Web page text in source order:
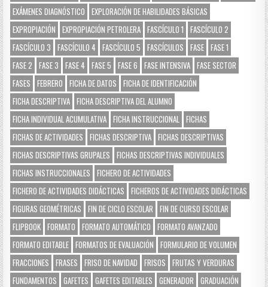
EXÁMENES DIAGNÓSTICO
EXPLORACIÓN DE HABILIDADES BÁSICAS
EXPROPIACIÓN
EXPROPIACIÓN PETROLERA FASCÍCULO 1
FASCÍCULO 2
FASCÍCULO 3
FASCÍCULO 4 FASCÍCULO 5 FASCÍCULOS FASE FASE 1
FASE 2
FASE 3 FASE 4 FASE 5 FASE 6 FASE INTENSIVA FASE SECTOR
FASES
FEBRERO FICHA DE DATOS
FICHA DE IDENTIFICACIÓN
FICHA DESCRIPTIVA FICHA DESCRIPTIVA DEL ALUMNO
FICHA INDIVIDUAL ACUMULATIVA FICHA INSTRUCCIONAL
FICHAS
FICHAS DE ACTIVIDADES
FICHAS DESCRIPTIVA FICHAS DESCRIPTIVAS
FICHAS DESCRIPTIVAS GRUPALES
FICHAS DESCRIPTIVAS INDIVIDUALES
FICHAS INSTRUCCIONALES
FICHERO DE ACTIVIDADES
FICHERO DE ACTIVIDADES DIDÁCTICAS
FICHEROS DE ACTIVIDADES DIDÁCTICAS
FIGURAS GEOMÉTRICAS
FIN DE CICLO ESCOLAR
FIN DE CURSO ESCOLAR
FLIPBOOK FORMATO FORMATO AUTOMÁTICO
FORMATO AVANZADO
FORMATO EDITABLE FORMATOS DE EVALUACIÓN
FORMULARIO DE VOLUMEN
FRACCIONES
FRASES FRISO DE NAVIDAD FRISOS
FRUTAS Y VERDURAS
FUNDAMENTOS
GAFETES GAFETES EDITABLES GENERADOR
GRADUACIÓN